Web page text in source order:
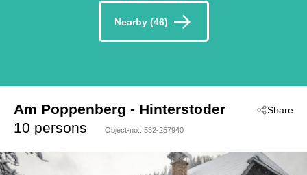
Nearby (46)
Share
Am Poppenberg
- 4573
- Hinterstoder
10 persons
Object-no.: 532-257940